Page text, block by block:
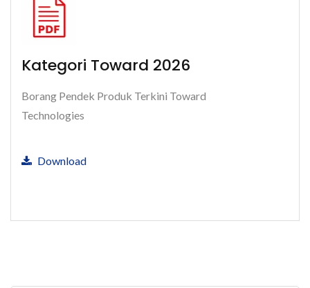
Kategori Toward 2026
Borang Pendek Produk Terkini Toward
Technologies
Download